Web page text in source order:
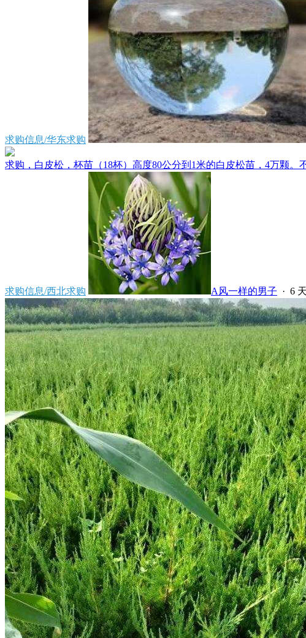
求购信息/华东求购
求购，白皮松，杯苗（18杯）高度80公分到1米的白皮松苗，4万颗。
求购信息/西北求购 A风一样的男子 · 6